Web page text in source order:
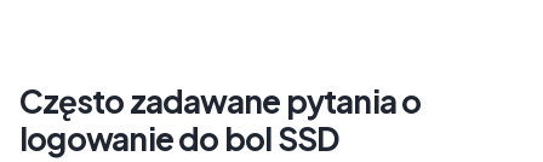
Często zadawane pytania o
logowanie do bol SSD